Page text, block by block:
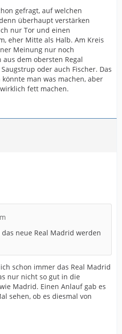
gefragt, auf welchen
überhaupt verstärken
nur Tor und einen
eher Mitte als Halb. Am Kreis
Meinung nur noch
dem obersten Regal
oder auch Fischer. Das
man was machen, aber
fett machen.
neue Real Madrid werden
schon immer das Real Madrid
nur nicht so gut in die
Madrid. Einen Anlauf gab es
sehen, ob es diesmal von